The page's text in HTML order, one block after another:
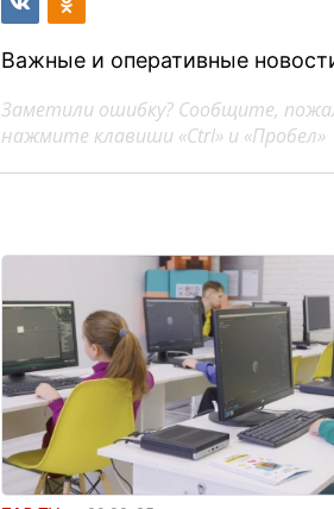
Важные и оперативные
Заметили ошибку? Сообщите,
нажмите клавиши «Ctrl» и «Пробел»